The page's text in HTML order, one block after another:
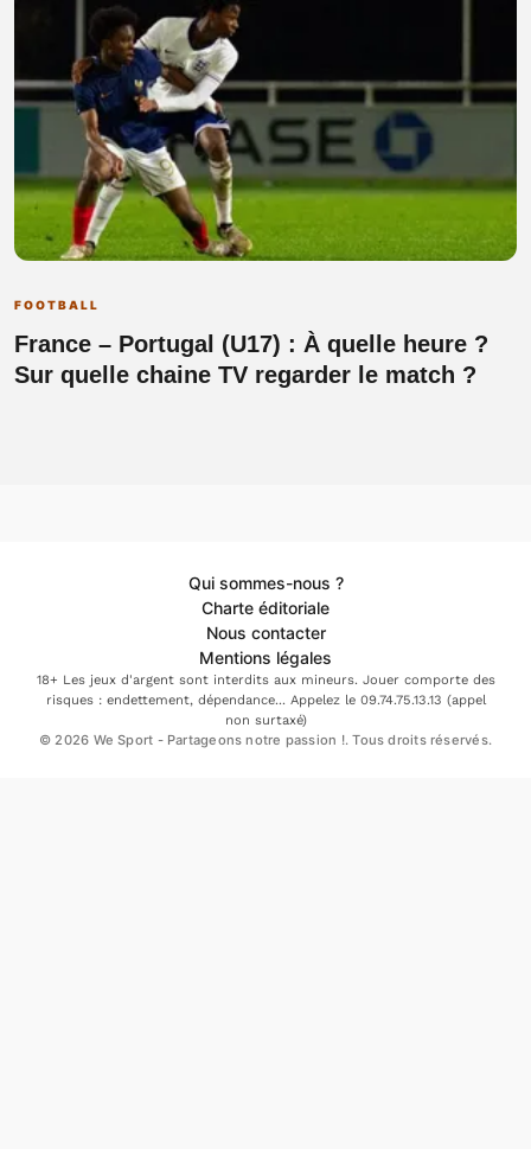
FOOTBALL
France – Portugal (U17) : À quelle heure ?
Sur quelle chaine TV regarder le match ?
Qui sommes-nous ?
Charte éditoriale
Nous contacter
Mentions légales
18+ Les jeux d'argent sont interdits aux mineurs. Jouer comporte des
risques : endettement, dépendance... Appelez le 09.74.75.13.13 (appel
non surtaxé)
© 2026 We Sport - Partageons notre passion !. Tous droits réservés.